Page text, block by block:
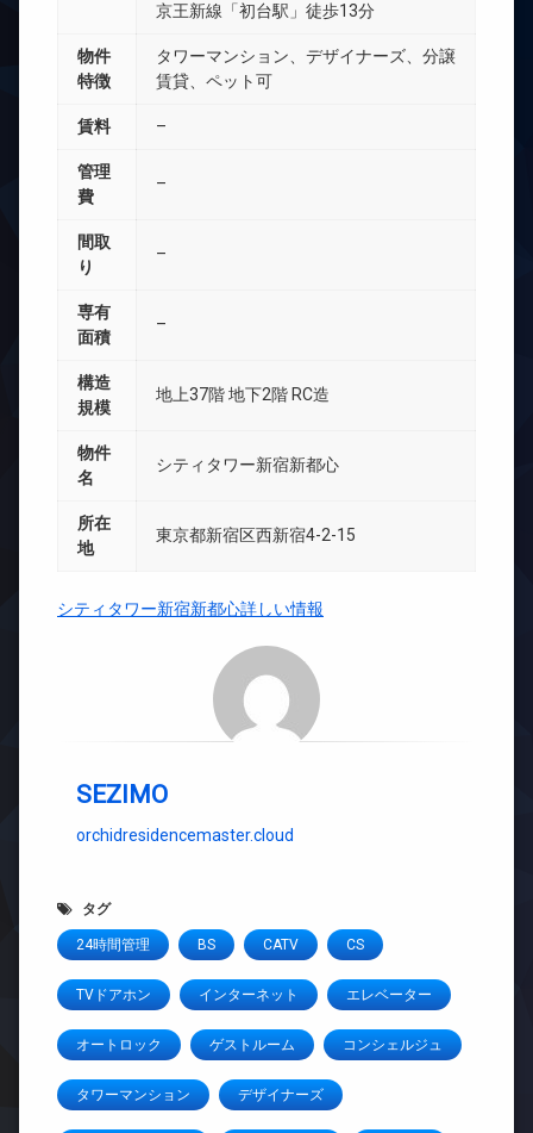
京王新線「初台駅」徒歩13分
物件
特徴
タワーマンション、デザイナーズ、分譲
賃貸、ペット可
賃料 –
管理
費
–
間取
り
–
専有
面積
–
構造
規模
地上37階 地下2階 RC造
物件
名
シティタワー新宿新都心
所在
地
東京都新宿区西新宿4-2-15
シティタワー新宿新都心詳しい情報
SEZIMO
orchidresidencemaster.cloud
タグ
24時間管理 BS CATV CS
TVドアホン インターネット エレベーター
オートロック ゲストルーム コンシェルジュ
タワーマンション デザイナーズ